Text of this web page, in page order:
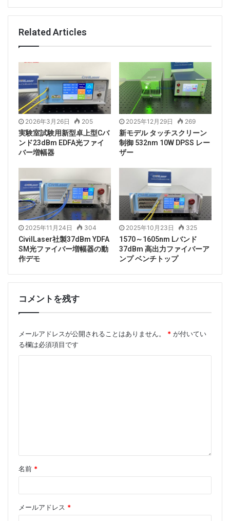
ダイオードレーザー
Related Articles
2026年3月26日 205
実験室試験用新型卓上型Cバ
ンド23dBm EDFA光ファイ
バー増幅器
2025年12月29日 269
新モデル タッチスクリーン
制御 532nm 10W DPSS レー
ザー
2025年11月24日 304
CivilLaser社製37dBm YDFA
SM光ファイバー増幅器の動
作デモ
2025年10月23日 325
1570～1605nm Lバンド
37dBm 高出力ファイバーア
ンプ ベンチトップ
コメントを残す
メールアドレスが公開されることはありません。 * が付いてい
る欄は必須項目です
名前 *
メールアドレス *